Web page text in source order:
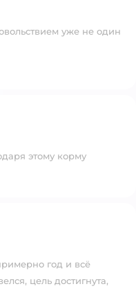
уже не один
этому корму
год и всё
цель достигнута,